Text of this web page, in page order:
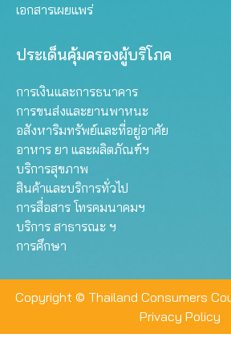
เอกสารเผยแพร่
ประเด็นคุ้มครองผู้บริโภค
การเงินและการธนาคาร
การขนส่งและยานพาหนะ
อสังหาริมทรัพย์และที่อยู่อาศัย
อาหาร ยา และผลิตภัณฑ์ฯ
บริการสุขภาพ
สินค้าและบริการทั่วไป
การสื่อสาร โทรคมนาคมฯ
บริการ สาธารณะ ฯ
การศึกษา
Copyright © Thailand Consumers
Privacy Policy